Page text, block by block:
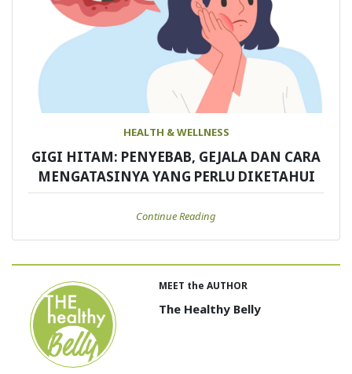
HEALTH & WELLNESS
GIGI HITAM: PENYEBAB, GEJALA DAN CARA
MENGATASINYA YANG PERLU DIKETAHUI
Continue Reading
MEET the AUTHOR
The Healthy Belly